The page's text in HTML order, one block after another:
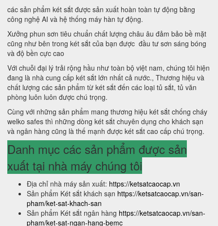
các sản phẩm két sắt được sản xuất hoàn toàn tự động bằng
công nghệ AI và hệ thống máy hàn tự động.
Xưởng phun sơn tiêu chuẩn chất lượng châu âu đảm bảo bề mặt
cũng như bên trong két sắt của bạn được đầu tư sơn sáng bóng
và độ bền cực cao
Với chuỗi đại lý trải rộng hầu như toàn bộ việt nam, chúng tôi hiện
đang là nhà cung cấp két sắt lớn nhất cả nước., Thương hiệu và
chất lượng các sản phẩm từ két sắt đến các loại tủ sắt, tủ văn
phòng luôn luôn được chú trọng.
Cùng với những sản phẩm mang thương hiệu két sắt chống cháy
welko safes thì những dòng két sắt chuyên dụng cho khách sạn
và ngân hàng cũng là thế mạnh được két sắt cao cấp chú trọng.
Danh mục các sản phẩm được sản
xuất tại nhà máy chúng tôi
Địa chỉ nhà máy sản xuất: https://ketsatcaocap.vn
Sản phẩm Két sắt khách sạn https://ketsatcaocap.vn/san-
pham/ket-sat-khach-san
Sản phẩm Két sắt ngân hàng https://ketsatcaocap.vn/san-
pham/ket-sat-ngan-hang-bemc